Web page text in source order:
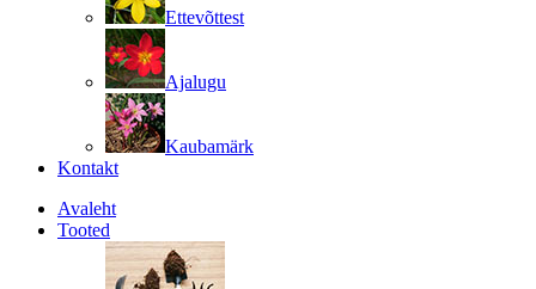
Ettevõttest
Ajalugu
Kaubamärk
Kontakt
Avaleht
Tooted